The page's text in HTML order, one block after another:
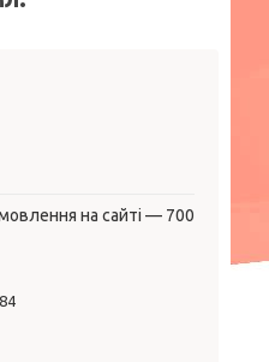
на сайті — 700